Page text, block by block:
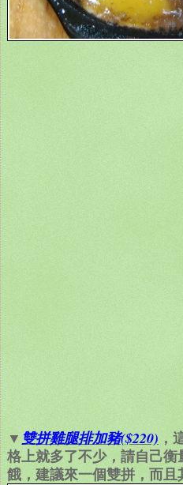
▼ 雙拼雞腿排加豬($220) ，
格上就多了不少，請自己
餓，建議來一個雙拼，而